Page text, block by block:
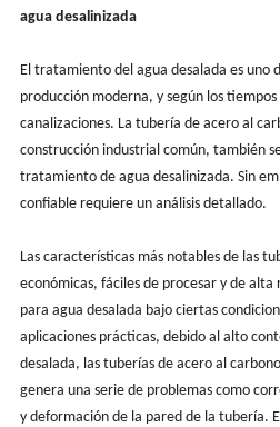
agua desalinizada
El tratamiento del agua desalada es uno
producción moderna, y según los
canalizaciones. La tubería de acero al
construcción industrial común, también
tratamiento de agua desalinizada. Sin
confiable requiere un análisis detallado.
Las características más notables de las
económicas, fáciles de procesar y de
para agua desalada bajo ciertas
aplicaciones prácticas, debido al alto
desalada, las tuberías de acero al
genera una serie de problemas como
y deformación de la pared de la tubería.